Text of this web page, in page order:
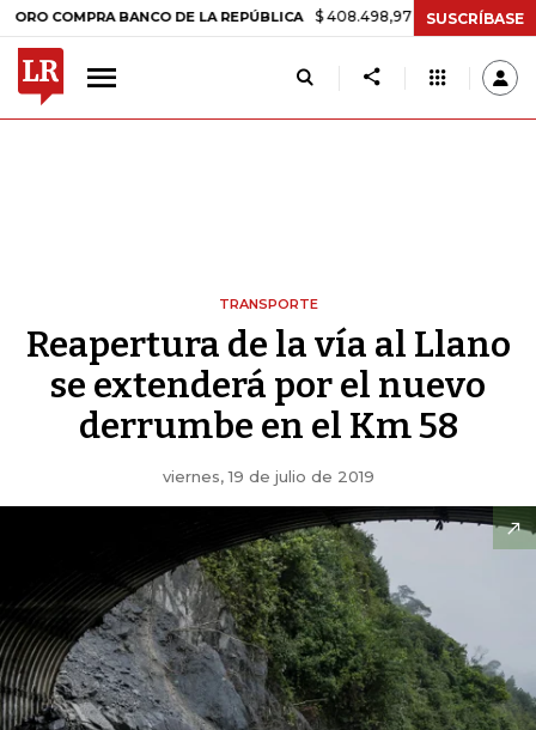
BANCO DE LA REPÚBLICA $ 408.498,97 +$ 8.753,81 +2,19%
SUSCRÍBASE
TRANSPORTE
Reapertura de la vía al Llano
se extenderá por el nuevo
derrumbe en el Km 58
viernes, 19 de julio de 2019